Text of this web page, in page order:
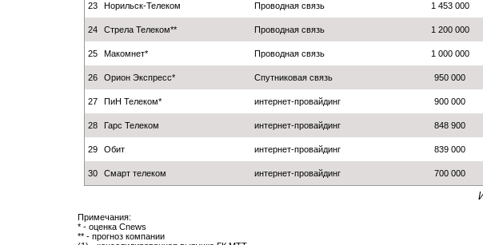
23 Норильск-Телеком Проводная связь 1 453 000
24 Стрела Телеком** Проводная связь 1 200 000
25 Макомнет* Проводная связь 1 000 000
26 Орион Экспресс* Спутниковая связь 950 000
27 ПиН Телеком* интернет-провайдинг 900 000
28 Гарс Телеком интернет-провайдинг 848 900
29 Обит интернет-провайдинг 839 000
30 Смарт телеком интернет-провайдинг 700 000
Примечания:
* - оценка Cnews
** - прогноз компании